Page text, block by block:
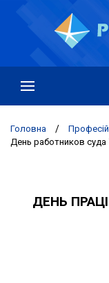
Головна /
День работников суда
ДЕНЬ